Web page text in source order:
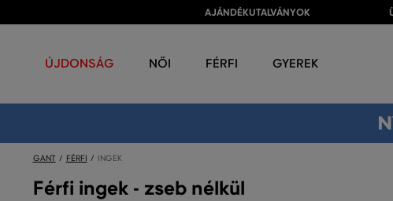
AJÁNDÉKUTALVÁNYOK
ÚJDONSÁG NŐI FÉRFI GYEREK
GANT FÉRFI INGEK
Férfi ingek - zseb nélkül